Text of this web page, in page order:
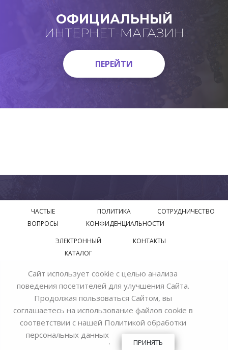
ОФИЦИАЛЬНЫЙ
ИНТЕРНЕТ-МАГАЗИН
ПЕРЕЙТИ
ПЕРЕЙТИ
ЧАСТЫЕ
ВОПРОСЫ
ПОЛИТИКА
КОНФИДЕНЦИАЛЬНОСТИ
СОТРУДНИЧЕСТВО
ЭЛЕКТРОННЫЙ
КАТАЛОГ
КОНТАКТЫ
© 2018—2026 Официальный сайт завода производителя
Bohemia Ivele Crystal
Сайт использует cookie с целью анализа
поведения посетителей для улучшения Сайта.
Продолжая пользоваться Сайтом, вы
соглашаетесь на использование файлов cookie в
соответствии с нашей Политикой обработки
персональных данных
. ПРИНЯТЬ